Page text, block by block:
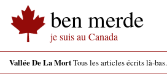
ben merde
je suis au Canada
Vallée De La MortTous les articles écrits là-bas.